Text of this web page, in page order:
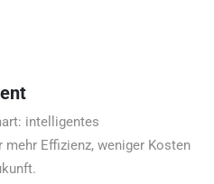
intelligentes
mehr Effizienz, weniger Kosten